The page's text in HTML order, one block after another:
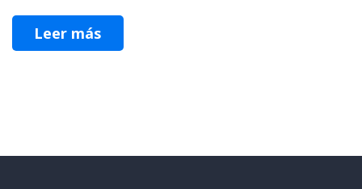
Leer más